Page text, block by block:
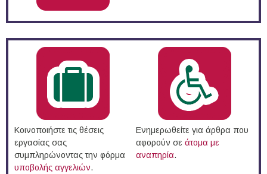
Κοινοποιήστε τις θέσεις
εργασίας σας
συμπληρώνοντας την φόρμα
υποβολής αγγελιών.
Ενημερωθείτε για άρθρα που
αφορούν σε άτομα με
αναπηρία.